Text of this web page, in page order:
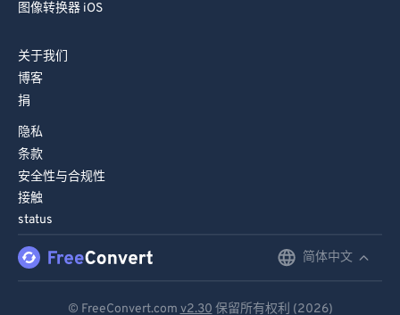
图像转换器 iOS
关于我们
博客
捐
隐私
条款
安全性与合规性
接触
status
简体中文
© FreeConvert.com v2.30 保留所有权利 (2026)